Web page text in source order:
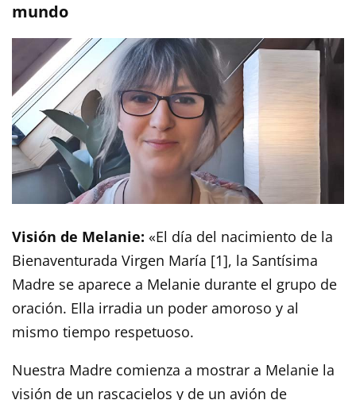
mundo
Visión de Melanie: «El día del nacimiento de la
Bienaventurada Virgen María [1], la Santísima
Madre se aparece a Melanie durante el grupo de
oración. Ella irradia un poder amoroso y al
mismo tiempo respetuoso.
Nuestra Madre comienza a mostrar a Melanie la
visión de un rascacielos y de un avión de